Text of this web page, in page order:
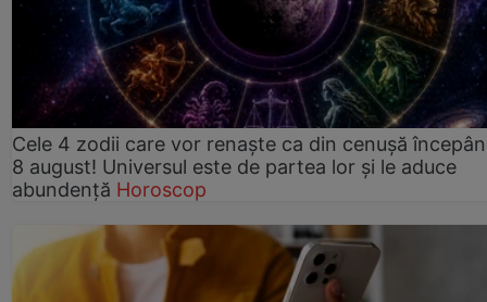
Cele 4 zodii care vor renaște ca din cenușă
8 august! Universul este de partea lor și le aduce
abundență Horoscop